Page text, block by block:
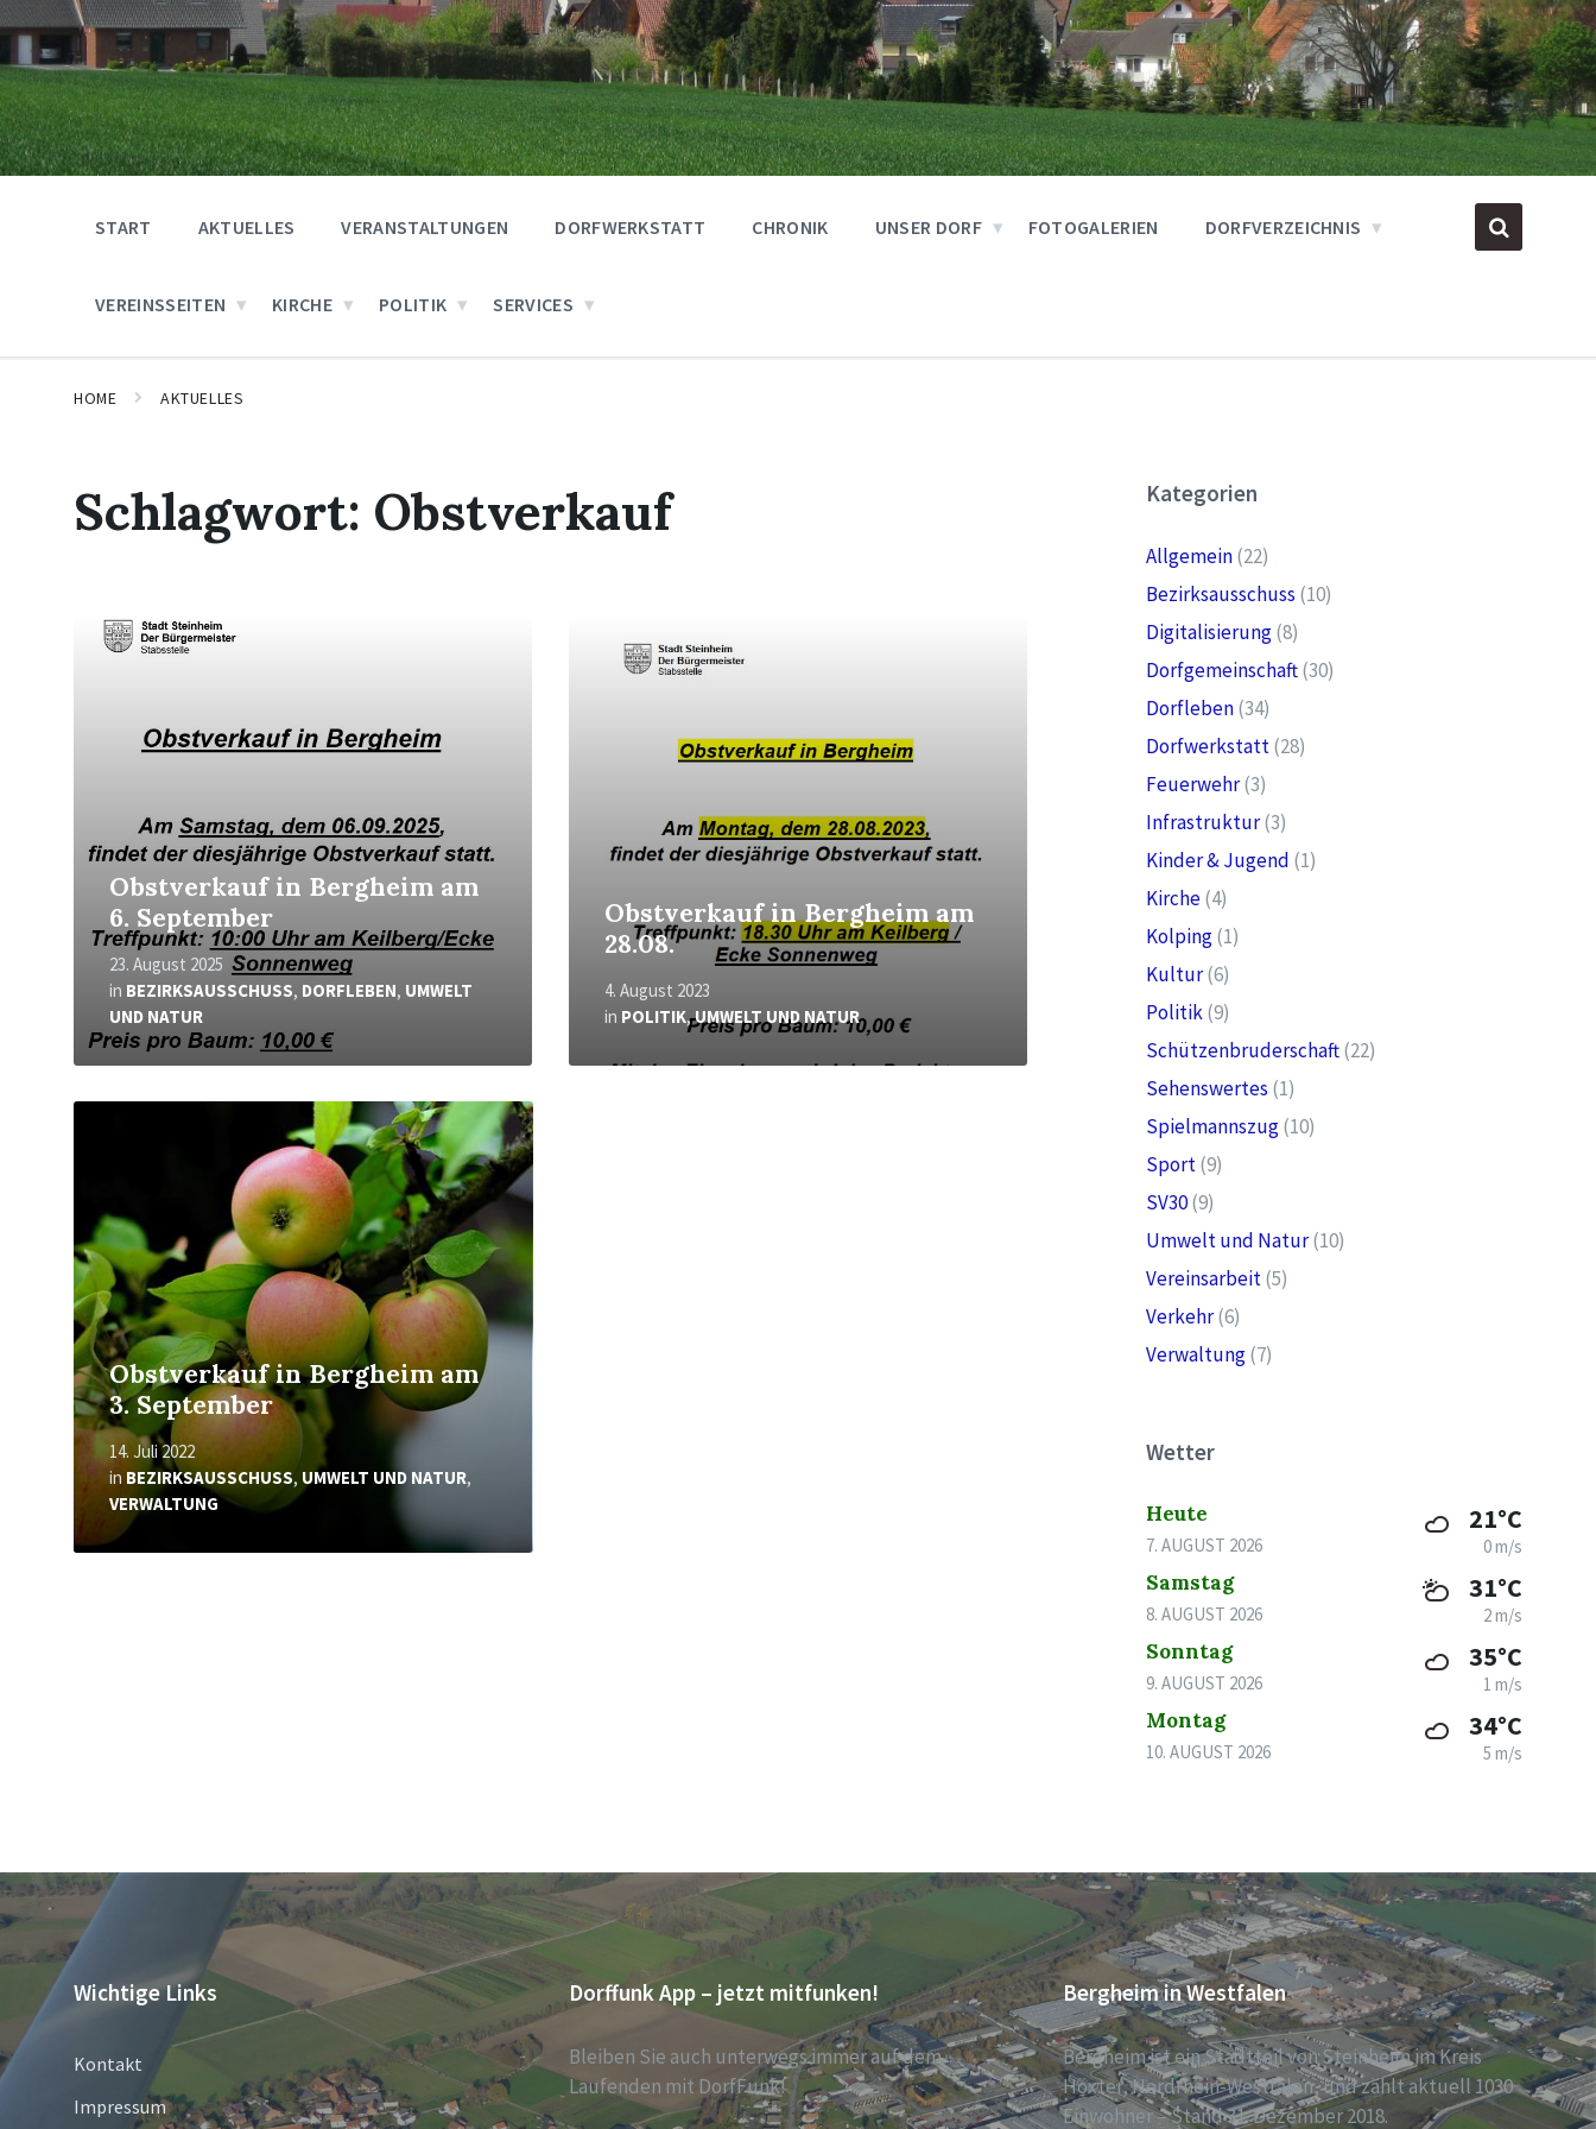
START AKTUELLES VERANSTALTUNGEN DORFWERKSTATT CHRONIK UNSER DORF FOTOGALERIEN DORFVERZEICHNIS
VEREINSSEITEN KIRCHE POLITIK SERVICES
HOME AKTUELLES
Schlagwort: Obstverkauf
Obstverkauf in Bergheim am
6. September
23. August 2025
in BEZIRKSAUSSCHUSS, DORFLEBEN, UMWELT
UND NATUR
Mehr
erfahren
Obstverkauf in Bergheim am
28.08.
4. August 2023
in POLITIK,UMWELT UND NATUR
erfahren
Obstverkauf in Bergheim am
3. September
14. Juli 2022
in BEZIRKSAUSSCHUSS, UMWELT UND NATUR,
VERWALTUNG
Mehr
Kategorien
Allgemein(22)
Bezirksausschuss (10)
Digitalisierung(8)
Dorfgemeinschaft(30)
Dorfleben(34)
Dorfwerkstatt(28)
Feuerwehr(3)
Infrastruktur(3)
Kinder & Jugend (1)
Kirche(4)
Kolping(1)
Kultur(6)
Politik(9)
Schützenbruderschaft(22)
Sehenswertes (1)
Spielmannszug(10)
Sport(9)
SV30(9)
Umwelt und Natur(10)
Vereinsarbeit(5)
Verkehr(6)
Verwaltung(7)
Wetter
Heute
7. AUGUST 2026
21°C
0 m/s
Samstag
8. AUGUST 2026
31°C
2 m/s
Sonntag
9. AUGUST 2026
35°C
1 m/s
Montag
10. AUGUST 2026
34°C
5 m/s
Wichtige Links
Kontakt
Impressum
Dorffunk App – jetzt mitfunken!
Bleiben Sie auch unterwegs immer auf dem
Laufenden mit DorfFunk!
Bergheim in Westfalen
Bergheim ist ein Stadtteil von Steinheim im Kreis
Höxter, Nordrhein-Westfalen, und zählt aktuell 1030
Einwohner – Stand 31. Dezember 2018.